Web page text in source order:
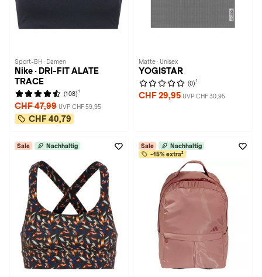
Sport-BH · Damen
Nike · DRI-FIT ALATE
TRACE
(108) 1
CHF 47,99 UVP CHF 59,95
CHF 40,79
Matte · Unisex
YOGISTAR
(0) 1
CHF 29,95 UVP CHF 30,95
Sale Nachhaltig Sale
Nachhaltig
-15% extra²